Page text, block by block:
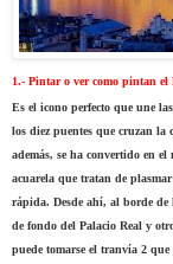
1.- Pintar o ver como pintan el
Es el icono perfecto que une
los diez puentes que cruzan
además, se ha convertido en
acuarela que tratan de
rápida. Desde ahí, al borde de
de fondo del Palacio Real y
puede tomarse el tranvía 2